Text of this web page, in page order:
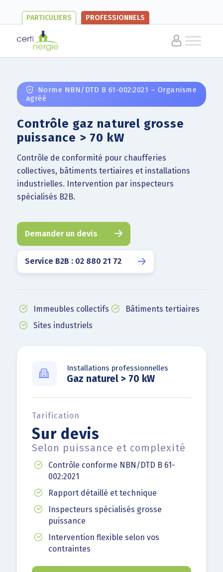
PARTICULIERS PROFESSIONNELS
Norme NBN/DTD B 61-002:2021 – Organisme
agréé
Contrôle gaz naturel grosse
puissance > 70 kW
Contrôle de conformité pour chaufferies
collectives, bâtiments tertiaires et installations
industrielles. Intervention par inspecteurs
spécialisés B2B.
Demander un devis
Service B2B : 02 880 21 72
Immeubles collectifs
Bâtiments tertiaires
Sites industriels
Installations professionnelles
Gaz naturel > 70 kW
Tarification
Sur devis
Selon puissance et complexité
Contrôle conforme NBN/DTD B 61-
002:2021
Rapport détaillé et technique
Inspecteurs spécialisés grosse
puissance
Intervention flexible selon vos
contraintes